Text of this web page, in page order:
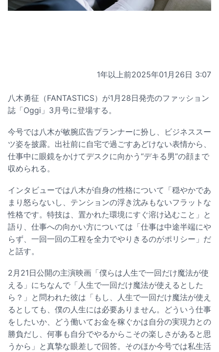
1年以上前2025年01月26日 3:07
八木勇征（FANTASTICS）が1月28日発売のファッション
誌「Oggi」3月号に登場する。
今号では八木が敏腕広告プランナーに扮し、ビジネススー
ツ姿を披露。出社前に自宅で過ごすあどけない表情から、
仕事中に眼鏡をかけてデスクに向かう“デキる男”の顔まで
収められる。
インタビューでは八木が自身の性格について「穏やかであ
まり怒らないし、テンションの浮き沈みもないフラットな
性格です。特技は、置かれた環境にすぐ溶け込むこと」と
語り、仕事への向かい方については「仕事は中途半端にや
らず、一回一回の工程を全力でやりきるのがポリシー」だ
と話す。
2月21日公開の主演映画「僕らは人生で一回だけ魔法が使
える」にちなんで「人生で一回だけ魔法が使えるとした
ら？」と問われた彼は「もし、人生で一回だけ魔法が使え
るとしても、僕の人生には必要ありません。どういう仕事
をしたいか、どう働いてお金を稼ぐかは自分の実現力との
勝負だし、何事も自分でやるからこその楽しさがあると思
うから」と真摯な眼差しで回答。そのほか今号では私生活